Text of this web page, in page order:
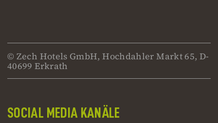
© Zech Hotels GmbH, Hochdahler Markt 65, D-
40699 Erkrath
SOCIAL MEDIA KANÄLE